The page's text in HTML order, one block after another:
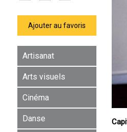
Ajouter au favoris
Artisanat
Arts visuels
Cinéma
Danse